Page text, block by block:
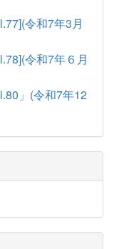
令和7年3月
令和7年６月
」(令和7年12